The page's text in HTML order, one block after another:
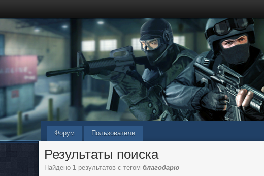
Форум Пользователи
Результаты поиска
Найдено 1 результатов с тегомблагодарю